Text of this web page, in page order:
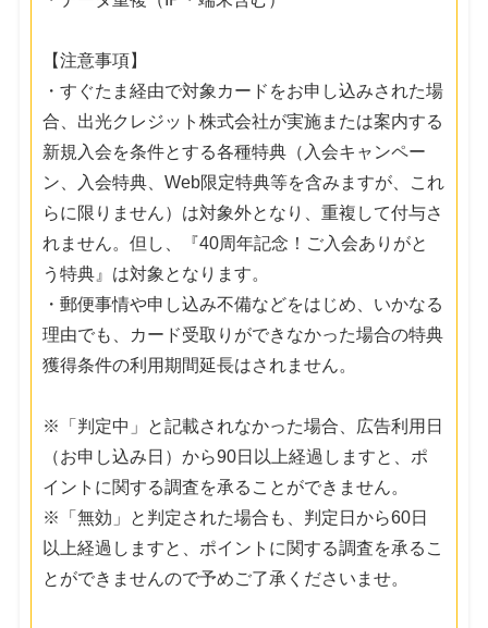
【注意事項】
・すぐたま経由で対象カードをお申し込みされた場
合、出光クレジット株式会社が実施または案内する
新規入会を条件とする各種特典（入会キャンペー
ン、入会特典、Web限定特典等を含みますが、これ
らに限りません）は対象外となり、重複して付与さ
れません。但し、『40周年記念！ご入会ありがと
う特典』は対象となります。
・郵便事情や申し込み不備などをはじめ、いかなる
理由でも、カード受取りができなかった場合の特典
獲得条件の利用期間延長はされません。
※「判定中」と記載されなかった場合、広告利用日
（お申し込み日）から90日以上経過しますと、ポ
イントに関する調査を承ることができません。
※「無効」と判定された場合も、判定日から60日
以上経過しますと、ポイントに関する調査を承るこ
とができませんので予めご了承くださいませ。